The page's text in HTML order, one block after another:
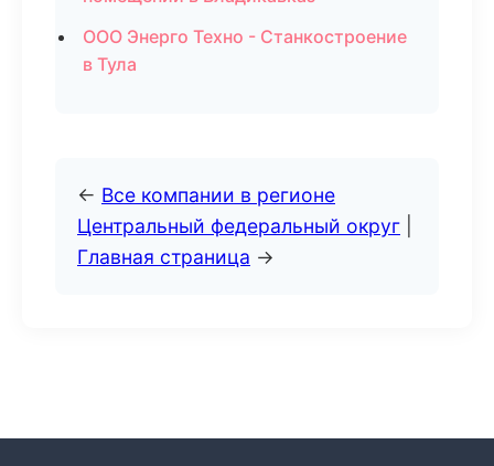
ООО Энерго Техно - Станкостроение
в Тула
← Все компании в регионе
Центральный федеральный округ
Главная страница →